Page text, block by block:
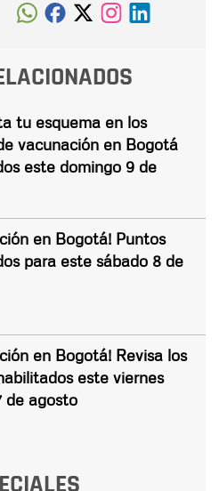
tu esquema en los
vacunación en Bogotá
este domingo 9 de
en Bogotá! Puntos
para este sábado 8 de
en Bogotá! Revisa los
este viernes
de agosto